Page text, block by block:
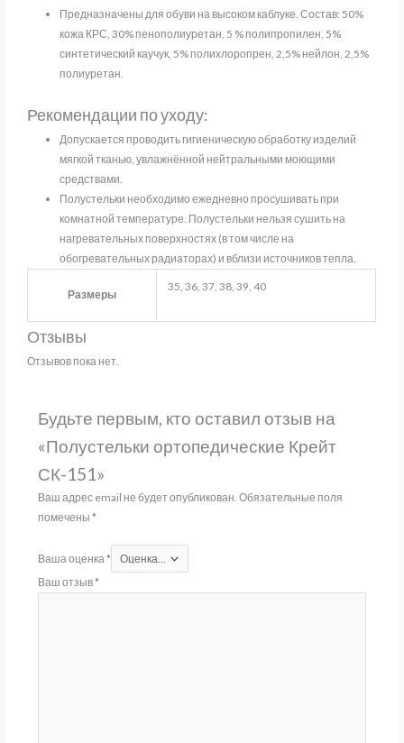
Предназначены для обуви на высоком каблуке. Состав: 50%
кожа КРС, 30% пенополиуретан, 5 % полипропилен, 5%
синтетический каучук, 5% полихлоропрен, 2,5% нейлон, 2,5%
полиуретан.
Рекомендации по уходу:
Допускается проводить гигиеническую обработку изделий
мягкой тканью, увлажнённой нейтральными моющими
средствами.
Полустельки необходимо ежедневно просушивать при
комнатной температуре. Полустельки нельзя сушить на
нагревательных поверхностях (в том числе на
обогревательных радиаторах) и вблизи источников тепла.
Размеры
35, 36, 37, 38, 39, 40
Отзывы
Отзывов пока нет.
Будьте первым, кто оставил отзыв на
«Полустельки ортопедические Крейт
СК-151»
Ваш адрес email не будет опубликован. Обязательные поля
помечены *
Ваша оценка*
Ваш отзыв*